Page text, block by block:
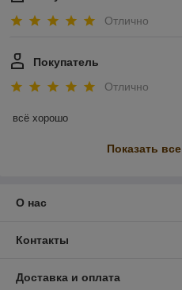
Отлично
Покупатель
Отлично
всё хорошо
Показать
О нас
Контакты
Доставка и оплата